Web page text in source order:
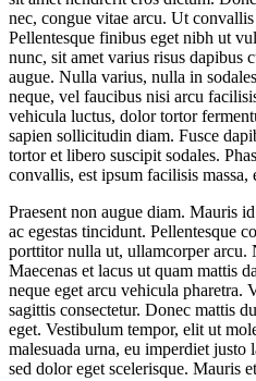
nec, congue vitae arcu. Ut
Pellentesque finibus eget nibh ut
nunc, sit amet varius risus dapibus
augue. Nulla varius, nulla in
neque, vel faucibus nisi arcu
vehicula luctus, dolor tortor
sapien sollicitudin diam. Fusce
tortor et libero suscipit sodales.
convallis, est ipsum facilisis massa,
Praesent non augue diam. Mauris
ac egestas tincidunt. Pellentesque
porttitor nulla ut, ullamcorper arcu.
Maecenas et lacus ut quam mattis
neque eget arcu vehicula pharetra.
sagittis consectetur. Donec mattis
eget. Vestibulum tempor, elit ut
malesuada urna, eu imperdiet justo
sed dolor eget scelerisque. Mauris